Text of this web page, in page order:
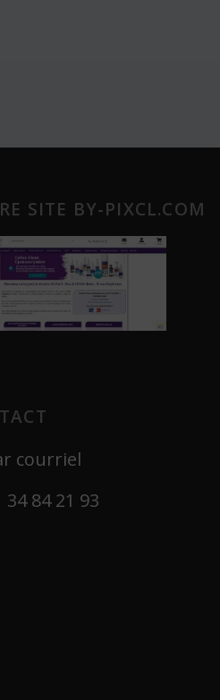
SITE BY-PIXCL.COM
courriel
34 84 21 93